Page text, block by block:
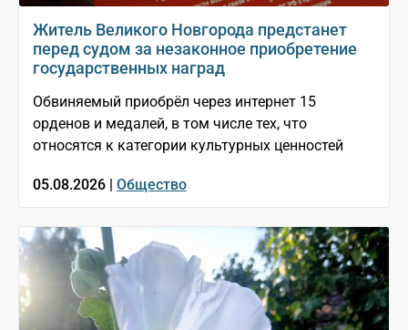
Житель Великого Новгорода предстанет
перед судом за незаконное приобретение
государственных наград
Обвиняемый приобрёл через интернет 15
орденов и медалей, в том числе тех, что
относятся к категории культурных ценностей
05.08.2026 | Общество